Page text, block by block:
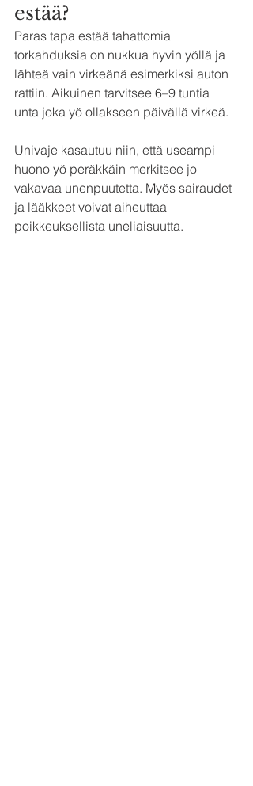
estää?
Paras tapa estää tahattomia
torkahduksia on nukkua hyvin yöllä ja
lähteä vain virkeänä esimerkiksi auton
rattiin. Aikuinen tarvitsee 6–9 tuntia
unta joka yö ollakseen päivällä virkeä.
Univaje kasautuu niin, että useampi
huono yö peräkkäin merkitsee jo
vakavaa unenpuutetta. Myös sairaudet
ja lääkkeet voivat aiheuttaa
poikkeuksellista uneliaisuutta.